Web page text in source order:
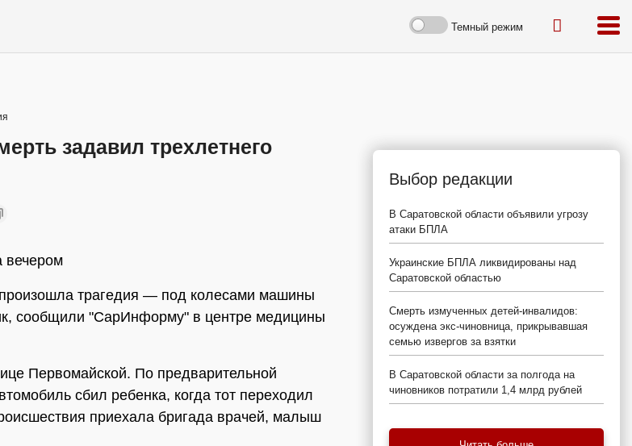
Темный режим
задавил трехлетнего
вечером
трагедия — под колесами машины
сообщили "СарИнформу" в центре медицины
Первомайской. По предварительной
сбил ребенка, когда тот переходил
приехала бригада врачей, малыш
Выбор редакции
В Саратовской области объявили угрозу
атаки БПЛА
Украинские БПЛА ликвидированы над
Саратовской областью
Смерть измученных детей-инвалидов:
осуждена экс-чиновница, прикрывавшая
семью извергов за взятки
В Саратовской области за полгода на
чиновников потратили 1,4 млрд рублей